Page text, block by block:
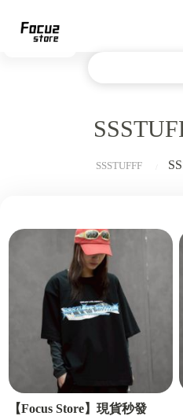
SSSTUFFF
【Focus Store】現貨秒發